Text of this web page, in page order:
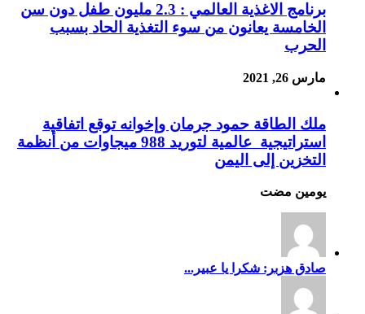
برنامج الاغذية العالمي : 2.3 مليون طفل دون سن
الخامسة يعانون من سوء التغذية الحاد بسبب
الحرب
مارس 26, 2021
ملك الطاقة حمود جرمان وإخوانه توقع اتفاقية
استراتيجية عالمية لتوريد 988 ميجاوات من أنظمة
التخزين إلى اليمن
‏يومين مضت
صادق هزبر: شكرا يا عبير...